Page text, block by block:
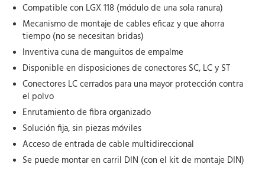
Compatible con LGX 118 (módulo de una sola ranura)
Mecanismo de montaje de cables eficaz y que ahorra
tiempo (no se necesitan bridas)
Inventiva cuna de manguitos de empalme
Disponible en disposiciones de conectores SC, LC y ST
Conectores LC cerrados para una mayor protección contra
el polvo
Enrutamiento de fibra organizado
Solución fija, sin piezas móviles
Acceso de entrada de cable multidireccional
Se puede montar en carril DIN (con el kit de montaje DIN)